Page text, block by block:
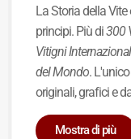
La Storia della
principi. Più di300
Vitigni
del Mondo.
originali, grafici e
Mostra di più